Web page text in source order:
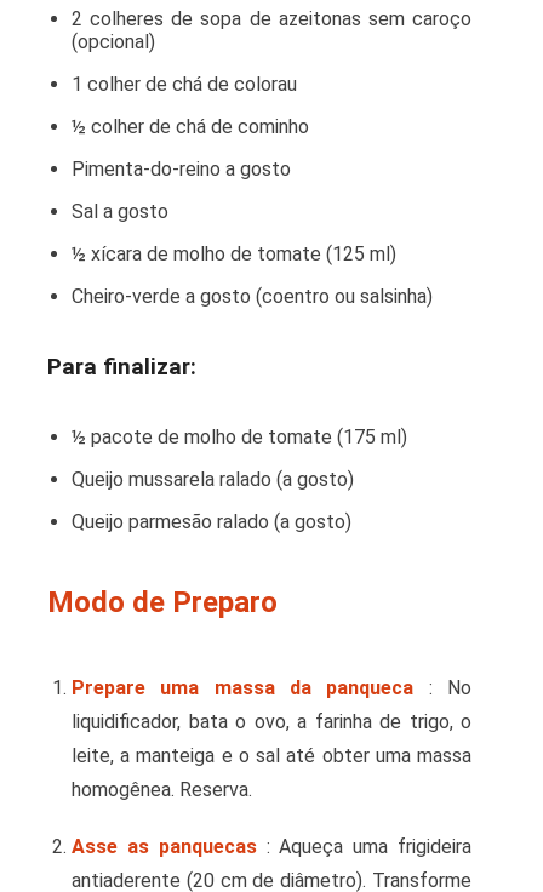
2 colheres de sopa de azeitonas sem caroço
(opcional)
1 colher de chá de colorau
½ colher de chá de cominho
Pimenta-do-reino a gosto
Sal a gosto
½ xícara de molho de tomate (125 ml)
Cheiro-verde a gosto (coentro ou salsinha)
Para finalizar:
½ pacote de molho de tomate (175 ml)
Queijo mussarela ralado (a gosto)
Queijo parmesão ralado (a gosto)
Modo de Preparo
Prepare uma massa da panqueca : No
liquidificador, bata o ovo, a farinha de trigo, o
leite, a manteiga e o sal até obter uma massa
homogênea. Reserva.
Asse as panquecas: Aqueça uma frigideira
antiaderente (20 cm de diâmetro). Transforme